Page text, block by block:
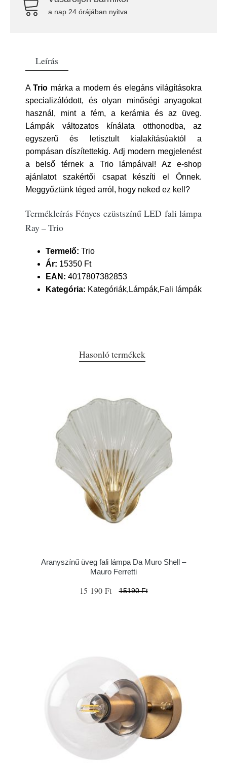
a nap 24 órájában nyitva
Leírás
ATrio márka a modern és elegáns világításokra
specializálódott, és olyan minőségi anyagokat
használ, mint a fém, a kerámia és az üveg.
Lámpák változatos kínálata otthonodba, az
egyszerű és letisztult kialakításúaktól a
pompásan díszítettekig. Adj modern megjelenést
a belső térnek a Trio lámpáival! Az e-shop
ajánlatot szakértői csapat készíti el Önnek.
Meggyőztünk téged arról, hogy neked ez kell?
Termékleírás Fényes ezüstszínű LED fali lámpa
Ray – Trio
Termelő: Trio
Ár: 15350 Ft
EAN: 4017807382853
Kategória: Kategóriák,Lámpák,Fali lámpák
Hasonló termékek
Aranyszínű üveg fali lámpa Da Muro Shell –
Mauro Ferretti
15 190 Ft 15190 Ft